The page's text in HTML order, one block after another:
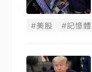
#美股 #記憶體